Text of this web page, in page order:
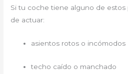
Si tu coche tiene alguno de
de actuar:
asientos rotos o incómodos
techo caído o manchado